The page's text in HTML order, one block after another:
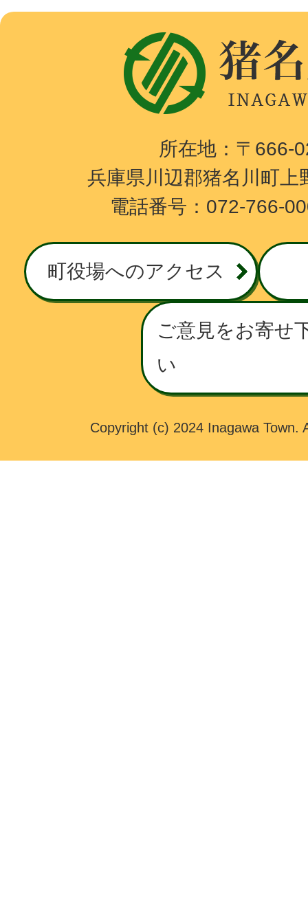
猪
名
川
N
A
G
A
T
所在地：〒
兵庫県川辺郡猪名川町上
電話番号：072-766-
町役場へのアクセス
ご意見をお寄せ
い
Copyright (c) 2024 Inagawa Town.